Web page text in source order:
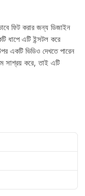
ফিট করার জন্য ডিজাইন
ধাপে এটি ইন্সটল করে
একটি ভিডিও দেখতে পারেন
সাশ্রয় করে, তাই এটি